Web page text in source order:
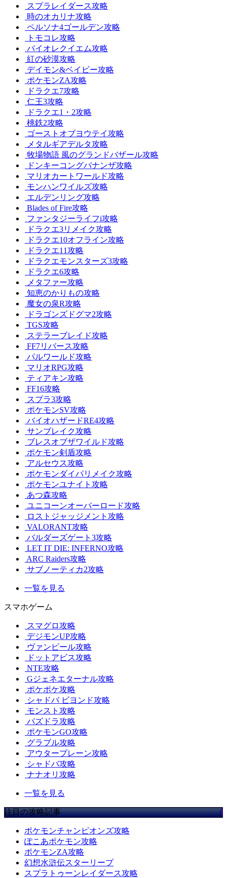
スプラレイダース攻略
時のオカリナ攻略
ペルソナ4ゴールデン攻略
トモコレ攻略
バイオレクイエム攻略
紅の砂漠攻略
デイモン&ベイビー攻略
ポケモンZA攻略
ドラクエ7攻略
仁王3攻略
ドラクエ1・2攻略
桃鉄2攻略
ゴーストオブヨウテイ攻略
メタルギアデルタ攻略
牧場物語 風のグランドバザール攻略
ドンキーコングバナンザ攻略
マリオカートワールド攻略
モンハンワイルズ攻略
エルデンリング攻略
Blades of Fire攻略
ファンタジーライフi攻略
ドラクエ3リメイク攻略
ドラクエ10オフライン攻略
ドラクエ11攻略
ドラクエモンスターズ3攻略
ドラクエ6攻略
メタファー攻略
知恵のかりもの攻略
魔女の泉R攻略
ドラゴンズドグマ2攻略
TGS攻略
ステラーブレイド攻略
FF7リバース攻略
パルワールド攻略
マリオRPG攻略
ティアキン攻略
FF16攻略
スプラ3攻略
ポケモンSV攻略
バイオハザードRE4攻略
サンブレイク攻略
ブレスオブザワイルド攻略
ポケモン剣盾攻略
アルセウス攻略
ポケモンダイパリメイク攻略
ポケモンユナイト攻略
あつ森攻略
ユニコーンオーバーロード攻略
ロストジャッジメント攻略
VALORANT攻略
バルダーズゲート3攻略
LET IT DIE: INFERNO攻略
ARC Raiders攻略
サブノーティカ2攻略
一覧を見る
スマホゲーム
スマグロ攻略
デジモンUP攻略
ヴァンピール攻略
ドットアビス攻略
NTE攻略
Gジェネエターナル攻略
ポケポケ攻略
シャドバ ビヨンド攻略
モンスト攻略
パズドラ攻略
ポケモンGO攻略
グラブル攻略
アウタープレーン攻略
シャドバ攻略
ナナオリ攻略
一覧を見る
注目の攻略記事
ポケモンチャンピオンズ攻略
ぽこあポケモン攻略
ポケモンZA攻略
幻想水滸伝スターリープ
スプラトゥーンレイダース攻略